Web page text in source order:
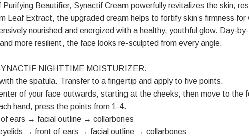
Beautifier, Synactif Cream powerfully revitalizes the skin,
Leaf Extract, the upgraded cream helps to fortify skin’s firmness
nourished and energized with a healthy, youthful glow. Day-
more resilient, the face looks re-sculpted from every angle.
NIGHTTIME MOISTURIZER.
the spatula. Transfer to a fingertip and apply to five points.
of your face outwards, starting at the cheeks, then move to
hand, press the points from 1-4.
ears → facial outline → collarbones
→ front of ears → facial outline → collarbones